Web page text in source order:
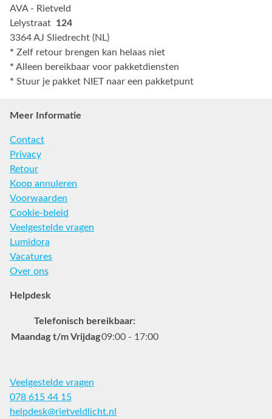
AVA - Rietveld
Lelystraat 124
3364 AJ Sliedrecht (NL)
* Zelf retour brengen kan helaas niet
* Alleen bereikbaar voor pakketdiensten
* Stuur je pakket NIET naar een pakketpunt
Meer Informatie
Contact
Privacy
Retour
Koop annuleren
Voorwaarden
Cookie-beleid
Veelgestelde vragen
Lumidora
Vacatures
Over ons
Helpdesk
Telefonisch bereikbaar:
Maandag t/m Vrijdag09:00 - 17:00
Veelgestelde vragen
078 615 44 15
helpdesk@rietveldlicht.nl